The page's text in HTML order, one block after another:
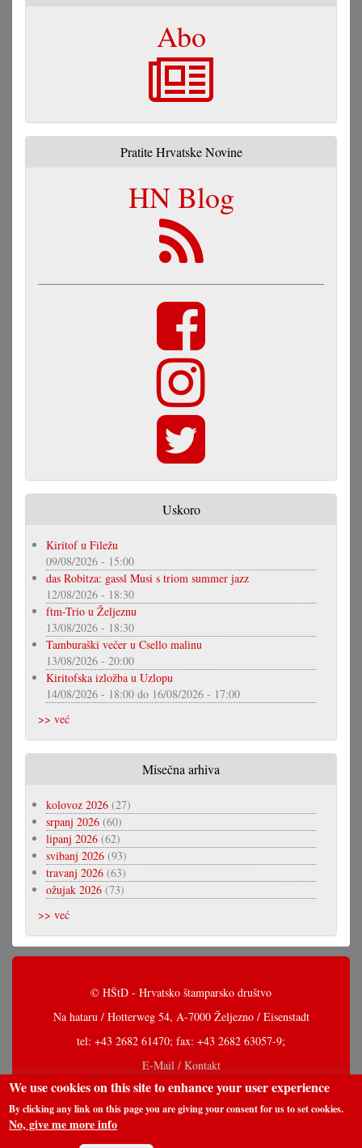
Abo
Pratite Hrvatske Novine
HN Blog
Uskoro
Kiritof u Filežu
09/08/2026 - 15:00
das Robitza: gassl Musi s triom summer jazz
12/08/2026 - 18:30
ftm-Trio u Željeznu
13/08/2026 - 18:30
Tamburaški večer u Csello malinu
13/08/2026 - 20:00
Kiritofska izložba u Uzlopu
14/08/2026 - 18:00 do 16/08/2026 - 17:00
>> već
Misečna arhiva
kolovoz 2026 (27)
srpanj 2026 (60)
lipanj 2026 (62)
svibanj 2026 (93)
travanj 2026 (63)
ožujak 2026 (73)
>> već
© HŠtD - Hrvatsko štamparsko društvo
Na hataru / Hotterweg 54, A-7000 Željezno / Eisenstadt
tel: +43 2682 61470; fax: +43 2682 63057-9;
E-Mail / Kontakt
We use cookies on this site to enhance your user experience
By clicking any link on this page you are giving your consent for us to set cookies.
No, give me more info